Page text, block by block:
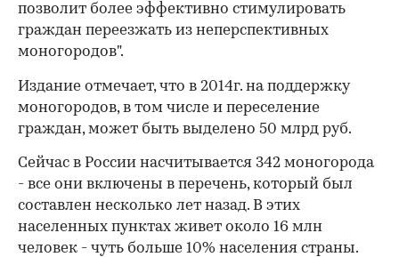
позволит более эффективно стимулировать
граждан переезжать из неперспективных
моногородов".
Издание отмечает, что в 2014г. на поддержку
моногородов, в том числе и переселение
граждан, может быть выделено 50 млрд руб.
Сейчас в России насчитывается 342 моногорода
- все они включены в перечень, который был
составлен несколько лет назад. В этих
населенных пунктах живет около 16 млн
человек - чуть больше 10% населения страны.